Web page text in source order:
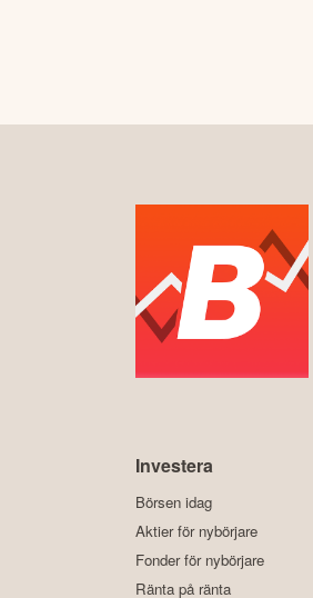
Investera
Börsen idag
Aktier för nybörjare
Fonder för nybörjare
Ränta på ränta